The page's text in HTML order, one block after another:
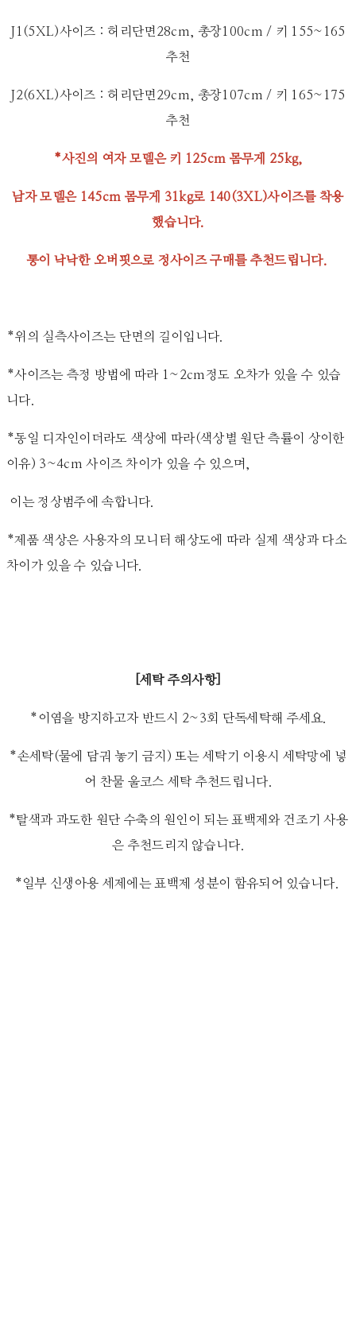
J1(5XL)사이즈 : 허리단면28cm, 총장100cm / 키 155~165
추천
J2(6XL)사이즈 : 허리단면29cm, 총장107cm / 키 165~175
추천
*사진의 여자 모델은 키 125cm 몸무게 25kg,
남자 모델은 145cm 몸무게 31kg로 140(3XL)사이즈를 착용
했습니다.
통이 낙낙한 오버핏으로 정사이즈 구매를 추천드립니다.
*위의 실측사이즈는 단면의 길이입니다.
*사이즈는 측정 방법에 따라 1~2cm정도 오차가 있을 수 있습
니다.
*동일 디자인이더라도 색상에 따라(색상별 원단 측률이 상이한
이유) 3~4cm 사이즈 차이가 있을 수 있으며,
이는 정상범주에 속합니다.
*제품 색상은 사용자의 모니터 해상도에 따라 실제 색상과 다소
차이가 있을 수 있습니다.
[세탁 주의사항]
*이염을 방지하고자 반드시 2~3회 단독세탁해 주세요.
*손세탁(물에 담궈 놓기 금지) 또는 세탁기 이용시 세탁망에 넣
어 찬물 울코스 세탁 추천드립니다.
*탈색과 과도한 원단 수축의 원인이 되는 표백제와 건조기 사용
은 추천드리지 않습니다.
*일부 신생아용 세제에는 표백제 성분이 함유되어 있습니다.